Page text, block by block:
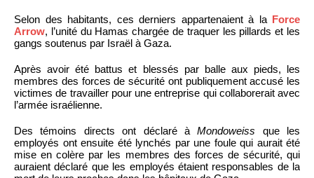
Selon des habitants, ces derniers appartenaient à la Force
Arrow, l’unité du Hamas chargée de traquer les pillards et les
gangs soutenus par Israël à Gaza.
Après avoir été battus et blessés par balle aux pieds, les
membres des forces de sécurité ont publiquement accusé les
victimes de travailler pour une entreprise qui collaborerait avec
l’armée israélienne.
Des témoins directs ont déclaré àMondoweiss que les
employés ont ensuite été lynchés par une foule qui aurait été
mise en colère par les membres des forces de sécurité, qui
auraient déclaré que les employés étaient responsables de la